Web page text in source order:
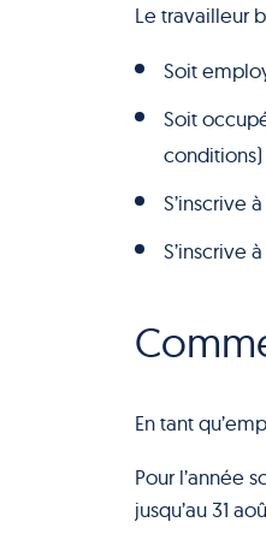
Le travailleur
Soit
Soit
conditions)
S’inscrive
S’inscrive
En tant
Pour l’année
jusqu’au 31